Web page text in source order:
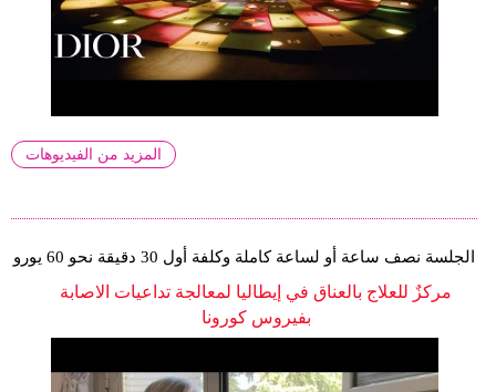
المزيد من الفيديوهات
الجلسة نصف ساعة أو لساعة كاملة وكلفة أول 30 دقيقة نحو 60 يورو
مركزٌ للعلاج بالعناق في إيطاليا لمعالجة تداعيات الاصابة
بفيروس كورونا